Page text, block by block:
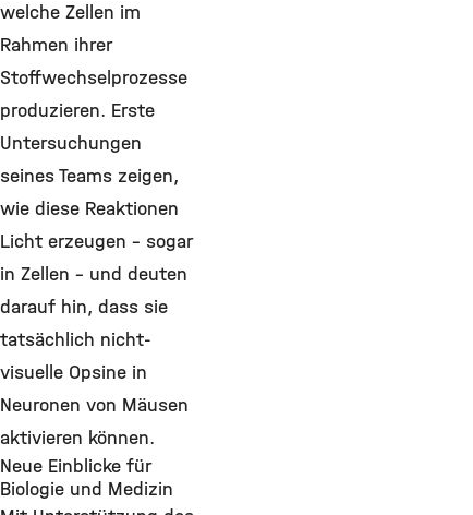
welche Zellen im
Rahmen ihrer
Stoffwechselprozesse
produzieren. Erste
Untersuchungen
seines Teams zeigen,
wie diese Reaktionen
Licht erzeugen – sogar
in Zellen – und deuten
darauf hin, dass sie
tatsächlich nicht-
visuelle Opsine in
Neuronen von Mäusen
aktivieren können.
Neue Einblicke für
Biologie und Medizin